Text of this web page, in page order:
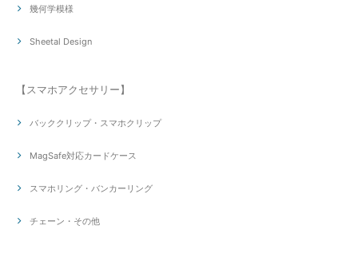
幾何学模様
Sheetal Design
【スマホアクセサリー】
バッククリップ・スマホクリップ
MagSafe対応カードケース
スマホリング・バンカーリング
チェーン・その他